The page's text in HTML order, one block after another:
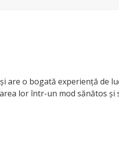
are o bogată experiență
lor într-un mod sănătos și
nevoile individuale ale